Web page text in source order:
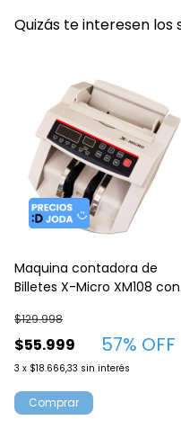
Quizás te interesen los
Maquina contadora de
Billetes X-Micro XM108 con
$55.999
$129.998
57% OFF
3 x $18.666,33 sin interés